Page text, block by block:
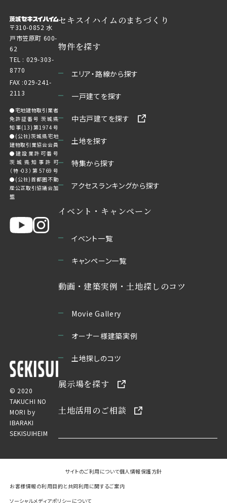
〒310-0852 水
戸市笠原町 600-
62
TEL : 029-303-
8770
FAX :029-241-
2113
●宅地建物取引業者
免許証番号 茨城県
知事(13)第1974号
●(公社)茨城県宅地
建物取引業協会会員
●建設業許可番号
茨城県知事許可
（特-03）第5769号
●(公社)首都圏不動
産公正取引協議会加
盟
© 2020
TAKUCHI NO
MORI by
IBARAKI
SEKISUIHEIM
セキスイハイムのまちづくり
物件を探す
エリア・路線から探す
一戸建てを探す
中古戸建てを探す
土地を探す
特集から探す
アクセスランキングから探す
イベント・キャンペーン
イベント一覧
キャンペーン一覧
動画・建築実例・土地探しのコツ
Movie Gallery
オーナー様建築実例
土地探しのコツ
展示場を探す
土地活用のご相談
サイトのご利用について個人情報保護方針
お客様情報の利用目的と共同利用に関するご案内
ソーシャルメディアポリシーについて